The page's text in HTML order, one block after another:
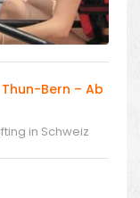
Bern – Ab
in Schweiz